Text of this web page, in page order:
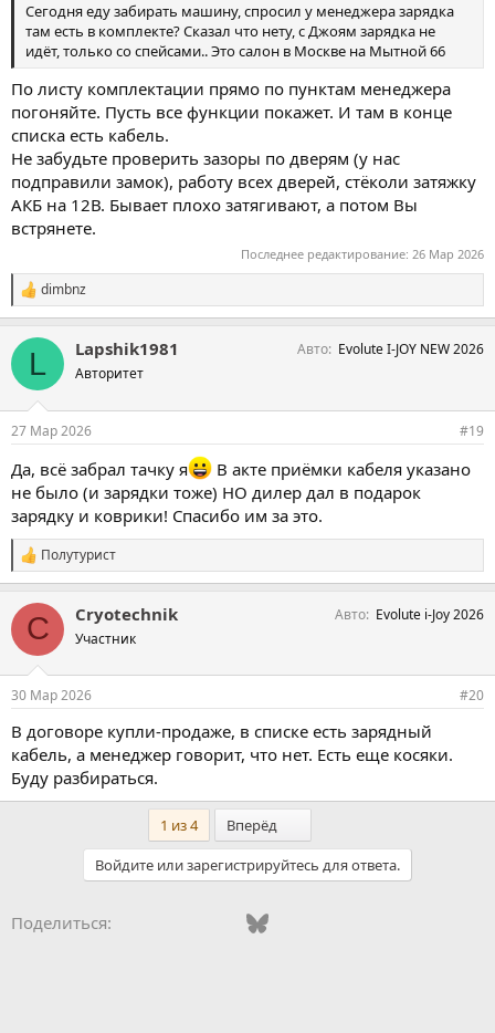
Сегодня еду забирать машину, спросил у менеджера зарядка
там есть в комплекте? Сказал что нету, с Джоям зарядка не
идёт, только со спейсами.. Это салон в Москве на Мытной 66
По листу комплектации прямо по пунктам менеджера
погоняйте. Пусть все функции покажет. И там в конце
списка есть кабель.
Не забудьте проверить зазоры по дверям (у нас
подправили замок), работу всех дверей, стёколи затяжку
АКБ на 12В. Бывает плохо затягивают, а потом Вы
встрянете.
Последнее редактирование: 26 Мар 2026
С
и
п
т
:
dimbnz
L Lapshik1981
Авторитет
Авто Evolute I-JOY NEW 2026
27 Мар 2026 #19
Да, всё забрал тачку я
В акте приёмки кабеля указано
не было (и зарядки тоже) НО дилер дал в подарок
зарядку и коврики! Спасибо им за это.
С
и
п
т
и
:
Полутурист
C Cryotechnik
Участник
Авто Evolute i-Joy 2026
30 Мар 2026 #20
В договоре купли-продаже, в списке есть зарядный
кабель, а менеджер говорит, что нет. Есть еще косяки.
Буду разбираться.
1 из 4 Вперёд
Войдите или зарегистрируйтесь для ответа.
Поделиться: Odnoklassniki
Mail.ruBluesky